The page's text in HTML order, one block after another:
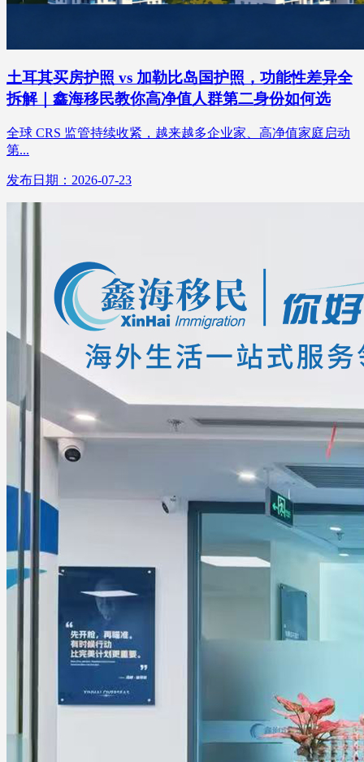
土耳其买房护照 vs 加勒比岛国护照，功能性差异全
拆解｜鑫海移民教你高净值人群第二身份如何选
全球 CRS 监管持续收紧，越来越多企业家、高净值家庭启动
第...
发布日期：2026-07-23